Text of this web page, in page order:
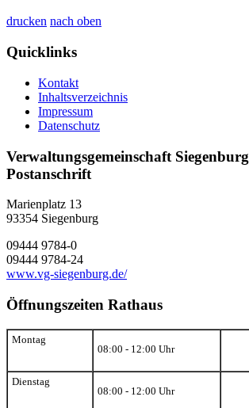
drucken nach oben
Quicklinks
Kontakt
Inhaltsverzeichnis
Impressum
Datenschutz
Verwaltungsgemeinschaft Siegenburg
Postanschrift
Marienplatz 13
93354 Siegenburg
09444 9784-0
09444 9784-24
www.vg-siegenburg.de/
Öffnungszeiten Rathaus
Montag
08:00 - 12:00 Uhr
Dienstag
08:00 - 12:00 Uhr